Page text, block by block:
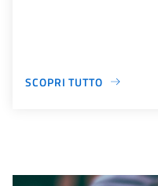
SCOPRI TUTTO